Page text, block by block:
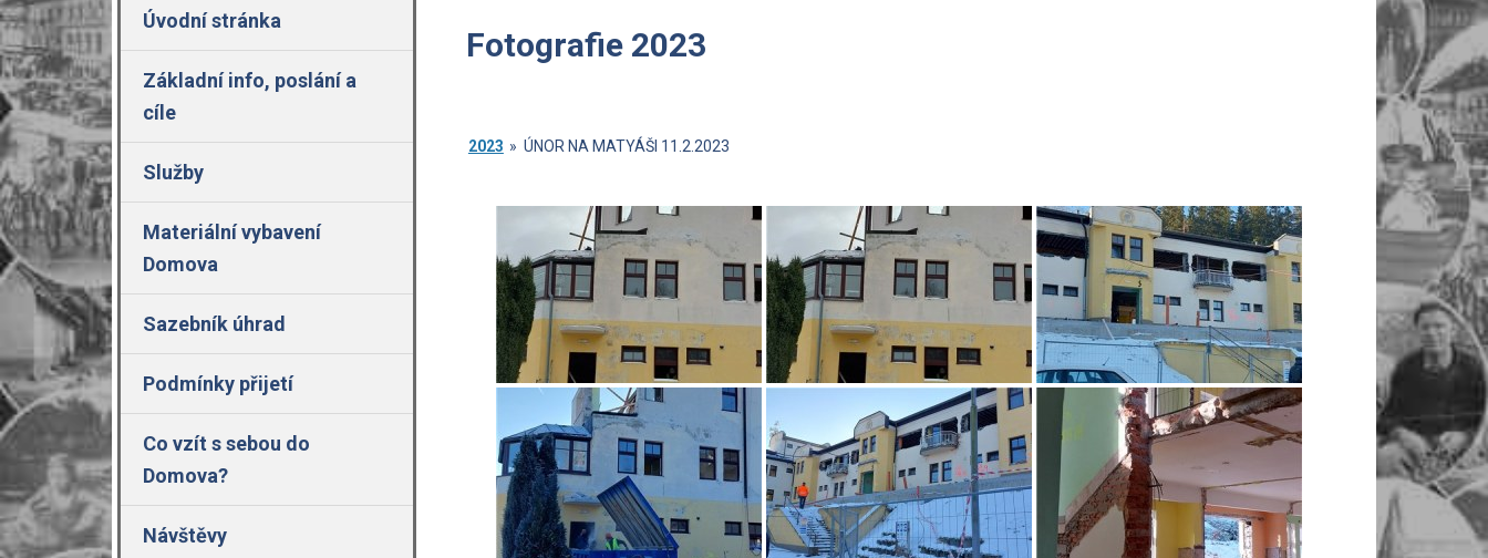
Fotografie 2023
2023 » ÚNOR NA MATYÁŠI 11.2.2023
Úvodní stránka
Základní info, poslání a
cíle
Služby
Materiální vybavení
Domova
Sazebník úhrad
Podmínky přijetí
Co vzít s sebou do
Domova?
Návštěvy